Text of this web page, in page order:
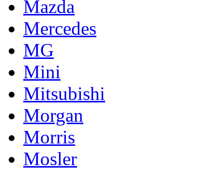
Mazda
Mercedes
MG
Mini
Mitsubishi
Morgan
Morris
Mosler